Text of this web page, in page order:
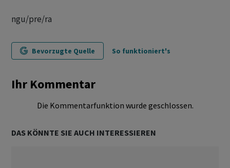
ngu/pre/ra
Bevorzugte Quelle So funktioniert's
Ihr Kommentar
Die Kommentarfunktion wurde geschlossen.
DAS KÖNNTE SIE AUCH INTERESSIEREN